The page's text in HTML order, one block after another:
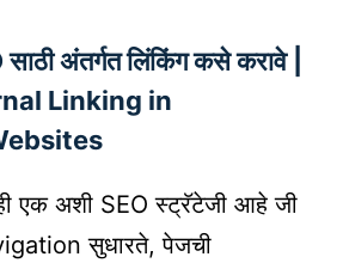
अंतर्गत लिंकिंग कसे करावे |
Linking in
एक अशी SEO स्ट्रॅटेजी आहे जी
सुधारते, पेजची